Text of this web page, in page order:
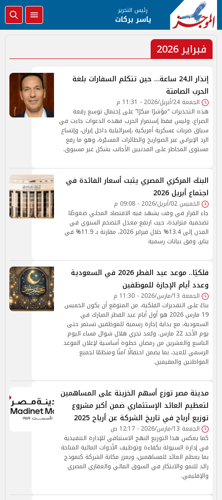
رئيس التحرير
ياسر بركات
فبراير 2026
إنذار الـ24 ساعة… حين تتكلم السفارات بلغة
الحرب الصامتة
الجمعة 24/أبريل/2026 - 11:31 م
هذه التحذيرات “مؤشرًا مبكرًا” على إحتمال توسع رقعة
الصراع، وليس فقط إستمرار الحرب فهذه الدعوات جاءت في
سياق ضربات عسكرية أمريكية ،إسرائيلية داخل إيران، وإتساع
الرد الإيراني عبر الصواريخ والطائرات المسيّرة، وهو ما رفع
مستوى المخاطر على المدنيين الأجانب بشكل غير مسبوق.
البنك المركزي المصري يثبت أسعار الفائدة في
اجتماع أبريل 2026
الخميس 02/أبريل/2026 - 09:08 م
جاء القرار في وقت يشهد فيه الاقتصاد المحلي ضغوطًا
تضخمية متزايدة، حيث ارتفع معدل التضخم السنوي في
المدن إلى 13.4% خلال فبراير 2026، مقارنة بـ 11.9% في
يناير، وفق بيانات رسمية
فلكيًا.. موعد عيد الفطر 2026 في السعودية
وعدد أيام الإجازة للموظفين
الجمعة 13/مارس/2026 - 11:30 م
بناءً على التقديرات الفلكية، من المتوقع أن يكون الخميس
19 مارس 2026 هو أول أيام عيد الفطر المبارك في
السعودية، مع بداية إجازة رسمية للموظفين تستمر حتى
يوم الأحد 22 مارس. ويُعد تحري هلال شوال مساء اليوم
التاسع والعشرين من رمضان خطوة أساسية لإعلان الموعد
الرسمي للعيد، بما يضمن احتفالًا آمنًا ومنظمًا لجميع
المواطنين والمقيمين.
مدينة مصر توزع أسهم الخزينة على المساهمين
لتعظيم العائد الإستثماري ضمن أكبر مشروع
توزيع أرباح في تاريخ الشركة عن أرباح 2025
الجمعة 13/مارس/2026 - 12:17 ص
كما يعكس هذا التوزيع النهج الاستباقي للإدارة التنفيذية
في إدارة السيولة بكفاءة وتوظيف الأدوات المالية المتاحة
بما يعظم العائد للمساهمين، ويعزز مكانة الشركة كنموذج
رائد للنمو والابتكار في السوق المالي والعقاري المصري
والإقليمي.